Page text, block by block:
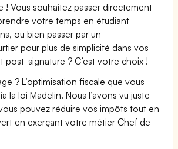
! Vous souhaitez passer directement
votre temps en étudiant
ou bien passer par un
pour plus de simplicité dans vos
post-signature ? C’est votre choix !
? L’optimisation fiscale que vous
la loi Madelin. Nous l’avons vu juste
pouvez réduire vos impôts tout en
en exerçant votre métier Chef de